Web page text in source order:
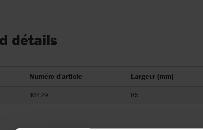
détails
Numéro d'article Largeur (mm)
IM429 85